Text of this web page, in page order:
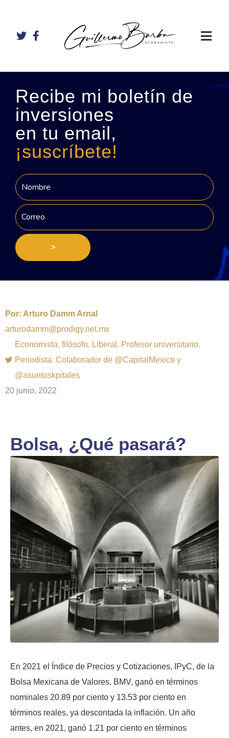
Recibe mi boletín de
inversiones
en tu email,
¡suscríbete!
>
Por: Arturo Damm Arnal
arturodamm@prodigy.net.mx
Economista, filósofo. Liberal. Profesor universitario.
Periodista. Colaborador de @CapitalMexico y
@asuntoskpitales
20 junio, 2022
Bolsa, ¿Qué pasará?
En 2021 el Índice de Precios y Cotizaciones, IPyC, de la
Bolsa Mexicana de Valores, BMV, ganó en términos
nominales 20.89 por ciento y 13.53 por ciento en
términos reales, ya descontada la inflación. Un año
antes, en 2021, ganó 1.21 por ciento en términos